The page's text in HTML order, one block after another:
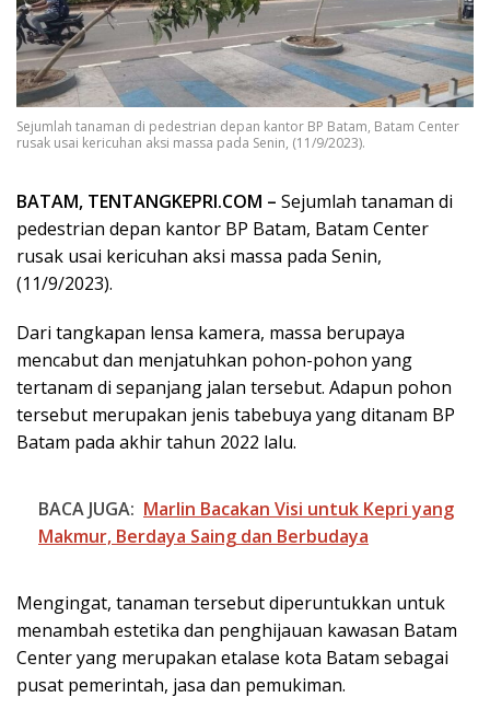
Sejumlah tanaman di pedestrian depan kantor BP Batam, Batam Center
rusak usai kericuhan aksi massa pada Senin, (11/9/2023).
BATAM, TENTANGKEPRI.COM – Sejumlah tanaman di
pedestrian depan kantor BP Batam, Batam Center
rusak usai kericuhan aksi massa pada Senin,
(11/9/2023).
Dari tangkapan lensa kamera, massa berupaya
mencabut dan menjatuhkan pohon-pohon yang
tertanam di sepanjang jalan tersebut. Adapun pohon
tersebut merupakan jenis tabebuya yang ditanam BP
Batam pada akhir tahun 2022 lalu.
BACA JUGA: Marlin Bacakan Visi untuk Kepri yang
Makmur, Berdaya Saing dan Berbudaya
Mengingat, tanaman tersebut diperuntukkan untuk
menambah estetika dan penghijauan kawasan Batam
Center yang merupakan etalase kota Batam sebagai
pusat pemerintah, jasa dan pemukiman.